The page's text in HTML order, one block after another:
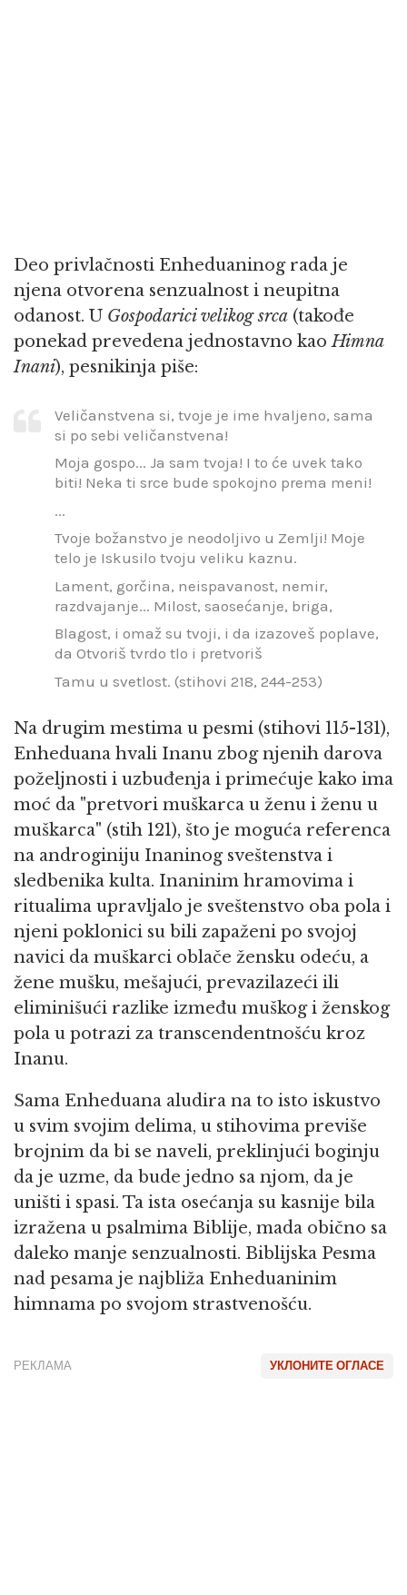
Deo privlačnosti Enheduaninog rada je
njena otvorena senzualnost i neupitna
odanost. U Gospodarici velikog srca (takođe
ponekad prevedena jednostavno kaoHimna
Inani), pesnikinja piše:
Veličanstvena si, tvoje je ime hvaljeno, sama
si po sebi veličanstvena!
Moja gospo... Ja sam tvoja! I to će uvek tako
biti! Neka ti srce bude spokojno prema meni!
...
Tvoje božanstvo je neodoljivo u Zemlji! Moje
telo je Iskusilo tvoju veliku kaznu.
Lament, gorčina, neispavanost, nemir,
razdvajanje... Milost, saosećanje, briga,
Blagost, i omaž su tvoji, i da izazoveš poplave,
da Otvoriš tvrdo tlo i pretvoriš
Tamu u svetlost. (stihovi 218, 244-253)
Na drugim mestima u pesmi (stihovi 115-131),
Enheduana hvali Inanu zbog njenih darova
poželjnosti i uzbuđenja i primećuje kako ima
moć da "pretvori muškarca u ženu i ženu u
muškarca" (stih 121), što je moguća referenca
na androginiju Inaninog sveštenstva i
sledbenika kulta. Inaninim hramovima i
ritualima upravljalo je sveštenstvo oba pola i
njeni poklonici su bili zapaženi po svojoj
navici da muškarci oblače žensku odeću, a
žene mušku, mešajući, prevazilazeći ili
eliminišući razlike između muškog i ženskog
pola u potrazi za transcendentnošću kroz
Inanu.
Sama Enheduana aludira na to isto iskustvo
u svim svojim delima, u stihovima previše
brojnim da bi se naveli, preklinjući boginju
da je uzme, da bude jedno sa njom, da je
uništi i spasi. Ta ista osećanja su kasnije bila
izražena u psalmima Biblije, mada obično sa
daleko manje senzualnosti. Biblijska Pesma
nad pesama je najbliža Enheduaninim
himnama po svojom strastvenošću.
УКЛОНИТЕ ОГЛАСЕ
РЕКЛАМА